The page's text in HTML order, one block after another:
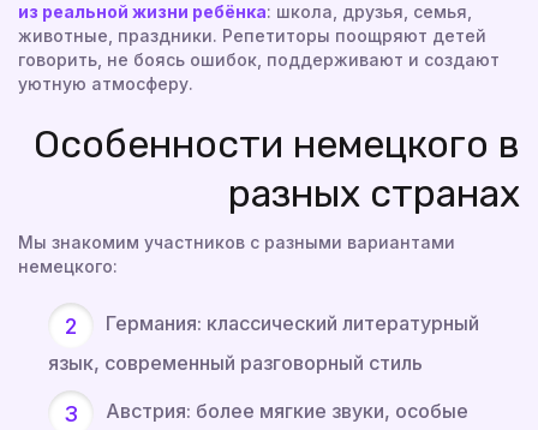
из реальной жизни ребёнка: школа, друзья, семья,
животные, праздники. Репетиторы поощряют детей
говорить, не боясь ошибок, поддерживают и создают
уютную атмосферу.
Особенности немецкого в
разных странах
Мы знакомим участников с разными вариантами
немецкого:
Германия: классический литературный
язык, современный разговорный стиль
Австрия: более мягкие звуки, особые